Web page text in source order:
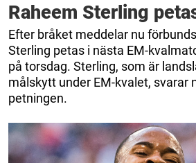
Raheem Sterling
Efter bråket meddelar nu
Sterling petas i nästa EM-
på torsdag. Sterling, som är
målskytt under EM-kvalet, svarar
petningen.